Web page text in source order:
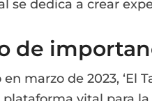
se dedica a crear
de
marzo de 2023, ‘El